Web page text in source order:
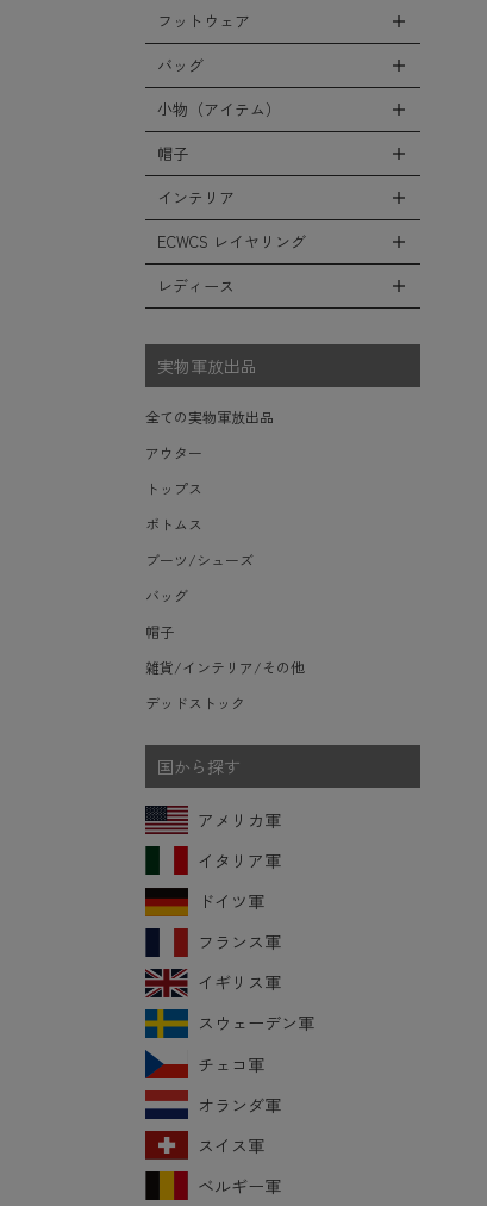
フライトジャケット
M-65ジャケット
デッキジャケット
タンカースジャケット
コート
ソフトシェルジャケット
フリースジャケット
レザーアウター
ジャケットライナー
モッズコート
Tシャツ
シャツ
スウェット/パーカー
セーター/カーディガン
ベスト
タンクトップ
全てのボトムス
カーゴパンツ
デニムパンツ
チノ，ワークパンツ
ファティーグパンツ
ナイロンパンツ
スウェットパンツ
ショートパンツ
アンダー（下着）
フットウェア
全てのフットウェア
ブーツ
シューズ・スニーカー
サンダル
レインシューズ・ブーツ
ソックス/靴下
バッグ
全てのバッグ
リュックサック
ショルダーバッグ
ヘルメットバッグ
メッセンジャーバッグ
トートバッグ
ダッフルバッグ
小物（アイテム）
全ての小物（アイテム）
グローブ（手袋）
防寒物（ネックウォーマーetc）
傘/ポンチョ
ミリタリーウォッチ
サングラス・ゴーグル
ベルト
食器/ボトル/etc
ミリタリー雑貨
ライト/懐中電灯/etc
ロープ/コード/etc
タオル/ハンカチ/etc
その他の小物
帽子
全ての帽子
キャップ
ハット
ニット帽（ビーニー）
ベレー帽
ハンチング
キャスケット
その他
インテリア
全てのインテリア
デスク、椅子、家具
ボックス/ガソリン缶/etc
生地・テントシェル
ECWCS レイヤリング
全てのECWCS
ミッドベースレイヤー Level.2
レディース
実物軍放出品
全ての実物軍放出品
アウター
トップス
ボトムス
ブーツ/シューズ
バッグ
帽子
雑貨/インテリア/その他
デッドストック
国から探す
アメリカ軍
イタリア軍
ドイツ軍
フランス軍
イギリス軍
スウェーデン軍
チェコ軍
オランダ軍
スイス軍
ベルギー軍